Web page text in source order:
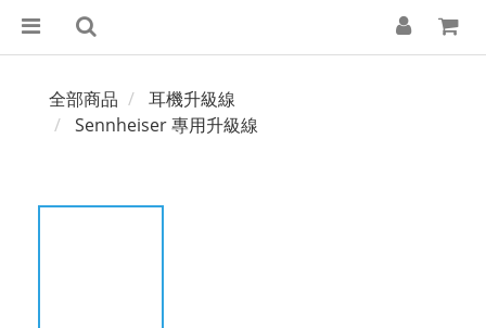
全部商品
耳機升級線
Sennheiser 專用升級線